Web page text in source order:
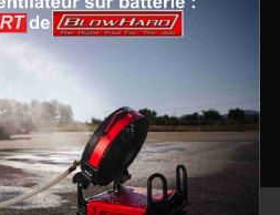
à la liste des pompiers
Dominique
2020 à 14:55